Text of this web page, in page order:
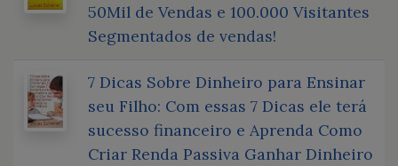
50Mil de Vendas e 100.000 Visitantes
Segmentados de vendas!
7 Dicas Sobre Dinheiro para Ensinar
seu Filho: Com essas 7 Dicas ele terá
sucesso financeiro e Aprenda Como
Criar Renda Passiva Ganhar Dinheiro